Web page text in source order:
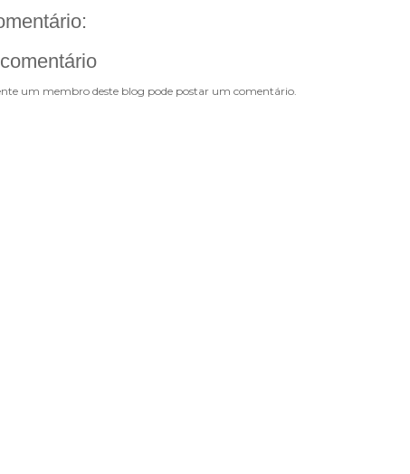
um membro deste blog pode postar um comentário.